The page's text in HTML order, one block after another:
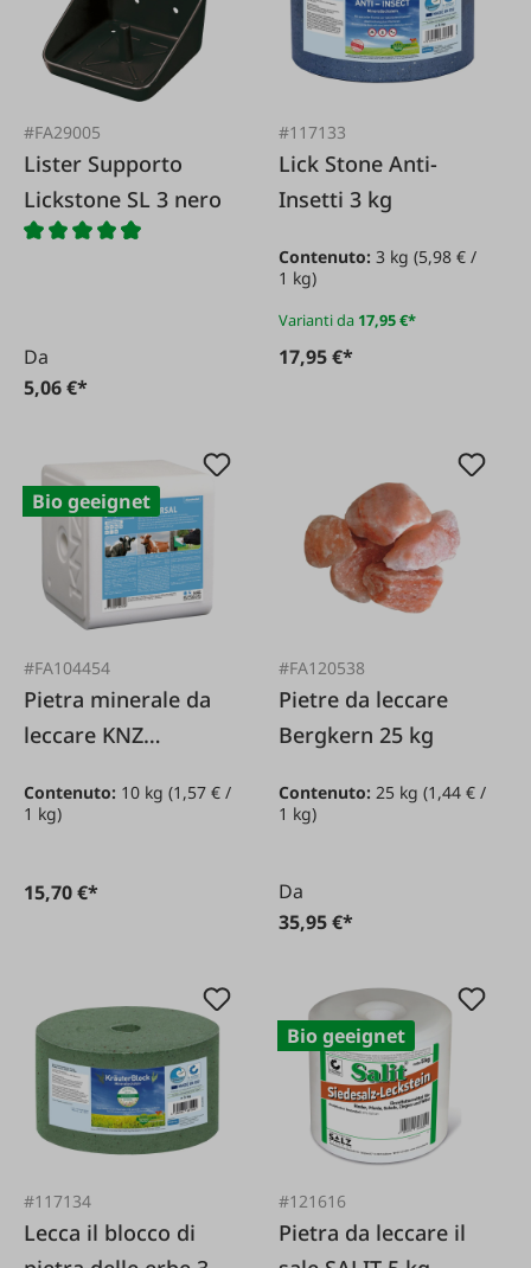
#FA29005
Lister Supporto
Lickstone SL 3 nero
Da
5,06 €*
#117133
Lick Stone Anti-
Insetti 3 kg
Contenuto:3 kg(5,98 € /
1 kg)
Varianti da 17,95 €*
17,95 €*
Bio geeignet
#FA104454
Pietra minerale da
leccare KNZ
Contenuto: 10 kg (1,57 € /
1 kg)
15,70 €*
#FA120538
Pietre da leccare
Bergkern 25 kg
Contenuto:25 kg(1,44 € /
1 kg)
Da
35,95 €*
#117134
Lecca il blocco di
Bio geeignet
#121616
Pietra da leccare il